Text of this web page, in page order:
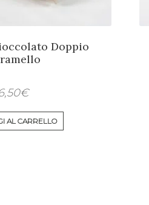
Doppio
€
AL CARRELLO